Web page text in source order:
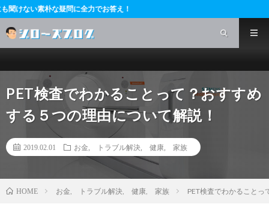
疑問に全力でお答え！
PET検査でわかることって？おすすめ
する５つの理由について解説！
2019.02.01 お金 トラブル解決 健康 家族
HOME お金, トラブル解決, 健康, 家族 PET検査でわかること